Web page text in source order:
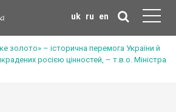
uk ru en
золото» – історична перемога України й
росією цінностей, – т.в.о. Міністра